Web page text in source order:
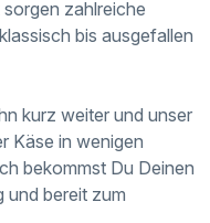
zahlreiche
bis ausgefallen
kurz weiter und unser
Käse in wenigen
bekommst Du Deinen
und bereit zum